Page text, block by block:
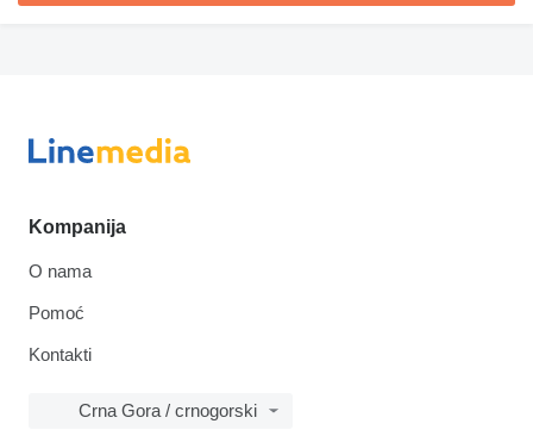
Kompanija
O nama
Pomoć
Kontakti
Crna Gora / crnogorski